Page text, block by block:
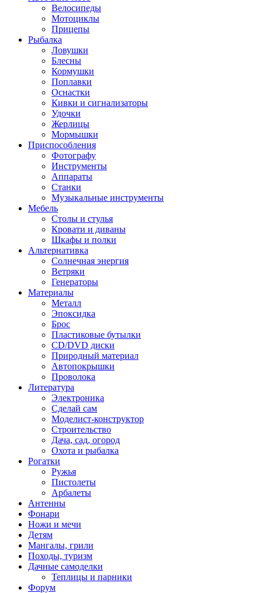
Велосипеды
Мотоциклы
Прицепы
Рыбалка
Ловушки
Блесны
Кормушки
Поплавки
Оснастки
Кивки и сигнализаторы
Удочки
Жерлицы
Мормышки
Приспособления
Фотографу
Инструменты
Аппараты
Станки
Музыкальные инструменты
Мебель
Столы и стулья
Кровати и диваны
Шкафы и полки
Альтернативка
Солнечная энергия
Ветряки
Генераторы
Материалы
Металл
Эпоксидка
Брос
Пластиковые бутылки
CD/DVD диски
Природный материал
Автопокрышки
Проволока
Литература
Электроника
Сделай сам
Моделист-конструктор
Строительство
Дача, сад, огород
Охота и рыбалка
Рогатки
Ружья
Пистолеты
Арбалеты
Антенны
Фонари
Ножи и мечи
Детям
Мангалы, грили
Походы, туризм
Дачные самоделки
Теплицы и парники
Форум